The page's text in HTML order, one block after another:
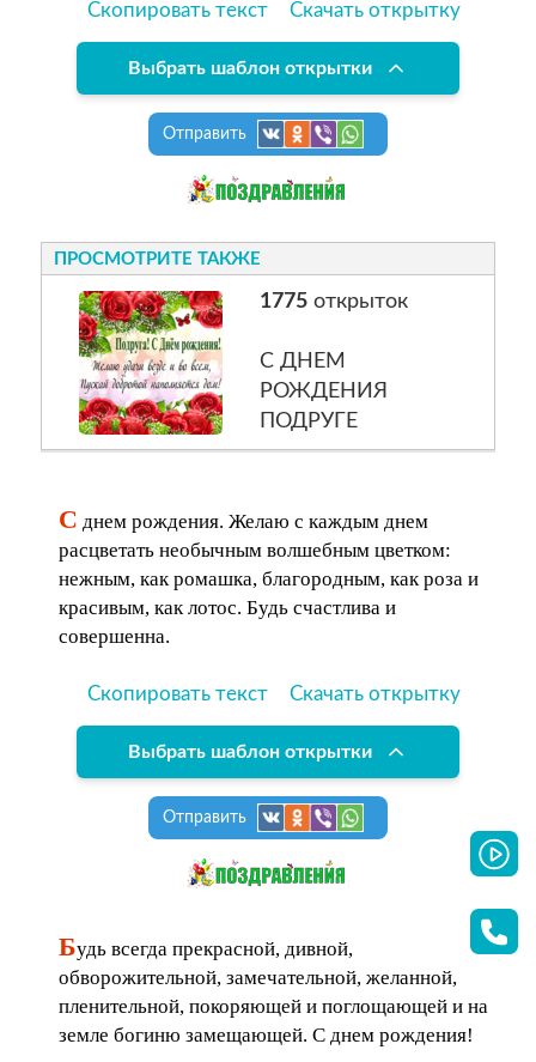
Скопировать текст Скачать открытку
Выбрать шаблон открытки
Отправить
ПРОСМОТРИТЕ ТАКЖЕ
1775открыток
С ДНЕМ
РОЖДЕНИЯ
ПОДРУГЕ
С днем рождения. Желаю с каждым днем
расцветать необычным волшебным цветком:
нежным, как ромашка, благородным, как роза и
красивым, как лотос. Будь счастлива и
совершенна.
Скопировать текст Скачать открытку
Выбрать шаблон открытки
Отправить
Будь всегда прекрасной, дивной,
обворожительной, замечательной, желанной,
пленительной, покоряющей и поглощающей и на
земле богиню замещающей. С днем рождения!